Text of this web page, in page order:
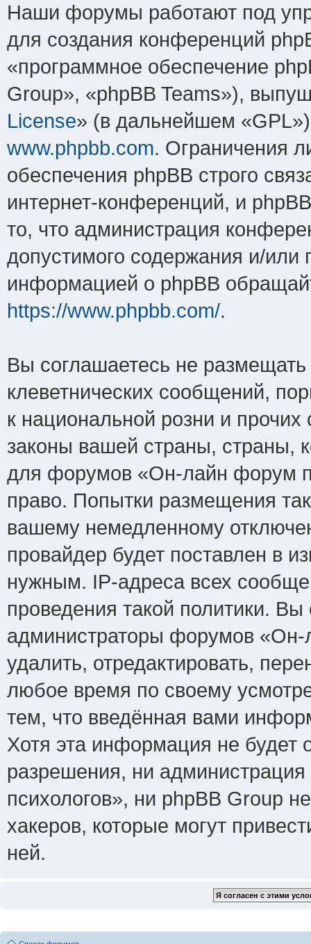
Наши форумы работают под
для создания конференций
«программное обеспечение
Group», «phpBB Teams»),
License» (в дальнейшем
www.phpbb.com. Ограничения
обеспечения phpBB строго
интернет-конференций, и
то, что администрация
допустимого содержания и/или
информацией о phpBB
https://www.phpbb.com/.
Вы соглашаетесь не
клеветнических сообщений,
к национальной розни и
законы вашей страны, страны,
для форумов «Он-лайн форум
право. Попытки размещения
вашему немедленному
провайдер будет поставлен в
нужным. IP-адреса всех
проведения такой политики.
администраторы форумов
удалить, отредактировать,
любое время по своему
тем, что введённая вами
Хотя эта информация не будет
разрешения, ни
психологов», ни phpBB Group
хакеров, которые могут
ней.